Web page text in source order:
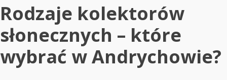
Rodzaje kolektorów
słonecznych – które
wybrać w Andrychowie?